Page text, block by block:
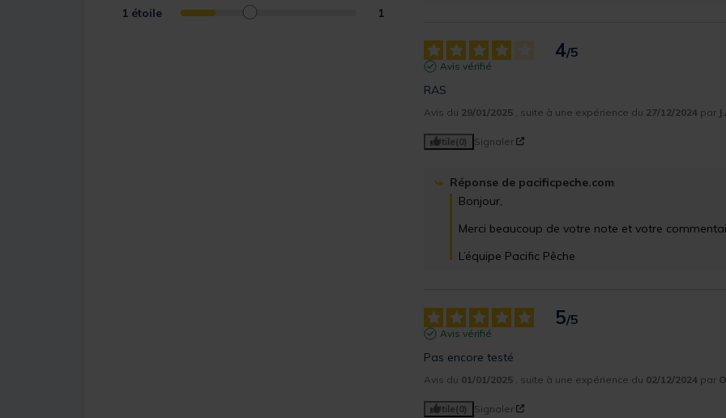
1 étoile 1
4/5
Avis vérifié
RAS
Avis du 29/01/2025 , suite à une expérience du 27/12/2024 par
Utile(0) Signaler
Réponse de pacificpeche.com
Bonjour,
Merci beaucoup de votre note et votre
L’équipe Pacific Pêche
5/5
Avis vérifié
Pas encore testé
Avis du 01/01/2025 , suite à une expérience du 02/12/2024 par
Utile(0) Signaler